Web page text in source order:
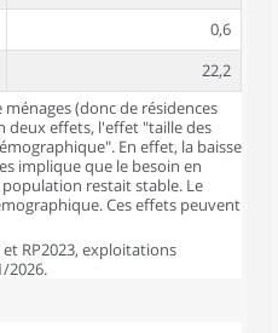
0,6
22,2
(donc de résidences
deux effets, l'effet "taille des
En effet, la baisse
implique que le besoin en
restait stable. Le
Ces effets peuvent
et RP2023, exploitations
2026.